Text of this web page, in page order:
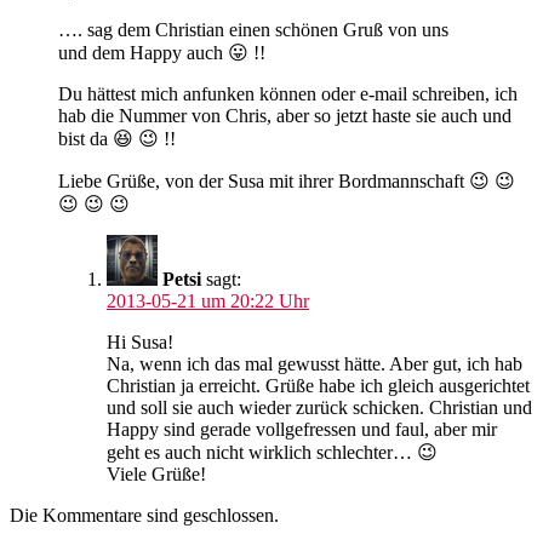
…. sag dem Christian einen schönen Gruß von uns
und dem Happy auch 😛 !!
Du hättest mich anfunken können oder e-mail schreiben, ich
hab die Nummer von Chris, aber so jetzt haste sie auch und
bist da 😆 😉 !!
Liebe Grüße, von der Susa mit ihrer Bordmannschaft 😉 😉
😉 😉 😉
Petsi sagt:
2013-05-21 um 20:22 Uhr
Hi Susa!
Na, wenn ich das mal gewusst hätte. Aber gut, ich hab
Christian ja erreicht. Grüße habe ich gleich ausgerichtet
und soll sie auch wieder zurück schicken. Christian und
Happy sind gerade vollgefressen und faul, aber mir
geht es auch nicht wirklich schlechter… 😉
Viele Grüße!
Die Kommentare sind geschlossen.